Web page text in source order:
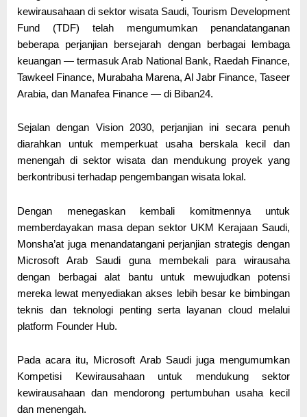
kewirausahaan di sektor wisata Saudi, Tourism Development
Fund (TDF) telah mengumumkan penandatanganan
beberapa perjanjian bersejarah dengan berbagai lembaga
keuangan — termasuk Arab National Bank, Raedah Finance,
Tawkeel Finance, Murabaha Marena, Al Jabr Finance, Taseer
Arabia, dan Manafea Finance — di Biban24.
Sejalan dengan Vision 2030, perjanjian ini secara penuh
diarahkan untuk memperkuat usaha berskala kecil dan
menengah di sektor wisata dan mendukung proyek yang
berkontribusi terhadap pengembangan wisata lokal.
Dengan menegaskan kembali komitmennya untuk
memberdayakan masa depan sektor UKM Kerajaan Saudi,
Monsha’at juga menandatangani perjanjian strategis dengan
Microsoft Arab Saudi guna membekali para wirausaha
dengan berbagai alat bantu untuk mewujudkan potensi
mereka lewat menyediakan akses lebih besar ke bimbingan
teknis dan teknologi penting serta layanan cloud melalui
platform Founder Hub.
Pada acara itu, Microsoft Arab Saudi juga mengumumkan
Kompetisi Kewirausahaan untuk mendukung sektor
kewirausahaan dan mendorong pertumbuhan usaha kecil
dan menengah.